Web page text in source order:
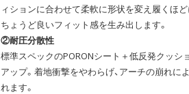
ィションに合わせて柔軟に形状を変え履くほ
ちょうど良いフィット感を生み出します。
②耐圧分散性
標準スペックのPORONシート＋低反発クッ
アップ。着地衝撃をやわらげ、アーチの崩れに
れます。